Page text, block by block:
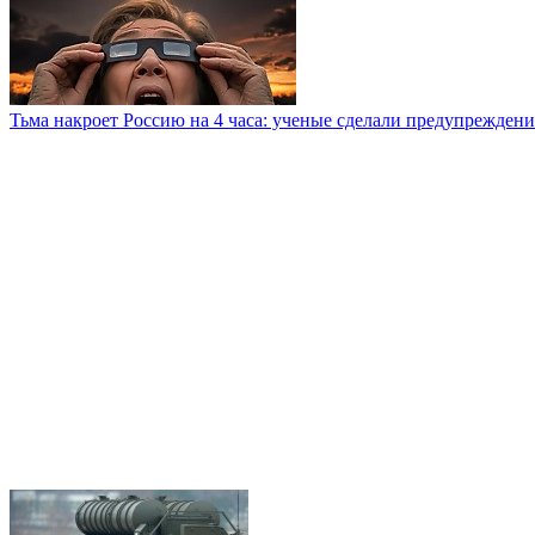
Тьма накроет Россию на 4 часа: ученые сделали